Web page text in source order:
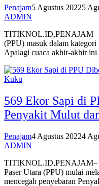
Penajam5 Agustus 20225
ADMIN
TITIKNOL.ID,PENAJAM–
(PPU) masuk dalam
Apalagi cuaca akhir-akhir
569 Ekor Sapi di
Penyakit Mulut
Penajam4 Agustus 20224
ADMIN
TITIKNOL.ID,PENAJAM–
Paser Utara (PPU) mulai
mencegah penyebaran